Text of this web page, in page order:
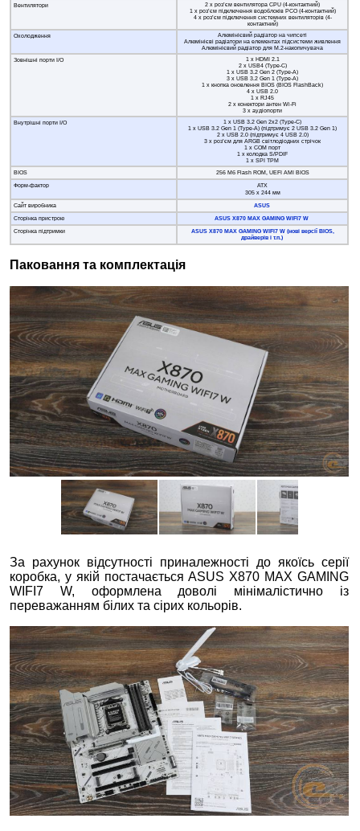
Вентилятори
2 x роз’єм вентилятора CPU (4-контактний)
1 х роз’єм підключення водоблоків РСО (4-контактний)
4 x роз’єм підключення системних вентиляторів (4-
контактний)
Охолодження
Алюмінієвий радіатор на чипсеті
Алюмінієві радіатори на елементах підсистеми живлення
Алюмінієвий радіатор для M.2-накопичувача
Зовнішні порти I/O
1 x HDMI 2.1
2 x USB4 (Type-C)
1 x USB 3.2 Gen 2 (Type-A)
3 x USB 3.2 Gen 1 (Type-A)
1 x кнопка оновлення BIOS (BIOS FlashBack)
4 x USB 2.0
1 x RJ45
2 x конектори антен Wi-Fi
3 x аудіопорти
Внутрішні порти I/O
1 x USB 3.2 Gen 2x2 (Type-C)
1 x USB 3.2 Gen 1 (Type-A) (підтримує 2 USB 3.2 Gen 1)
2 x USB 2.0 (підтримує 4 USB 2.0)
3 x роз’єм для ARGB світлодіодних стрічок
1 x COM порт
1 x колодка S/PDIF
1 x SPI TPM
BIOS
256 Mб Flash ROM, UEFI AMI BIOS
Форм-фактор
ATX
305 x 244 мм
Сайт виробника
ASUS
Сторінка пристрою
ASUS X870 MAX GAMING WIFI7 W
Сторінка підтримки
ASUS X870 MAX GAMING WIFI7 W (нові версії BIOS,
драйверів і т.п.)
Паковання та комплектація
За рахунок відсутності приналежності до якоїсь серії
коробка, у якій постачається ASUS X870 MAX GAMING
WIFI7 W, оформлена доволі мінімалістично із
переважанням білих та сірих кольорів.